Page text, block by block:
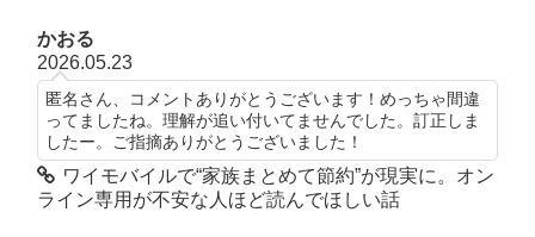
かおる
2026.05.23
匿名さん、コメントありがとうございます！めっちゃ間違
ってましたね。理解が追い付いてませんでした。訂正しま
したー。ご指摘ありがとうございました！
ワイモバイルで“家族まとめて節約”が現実に。オン
ライン専用が不安な人ほど読んでほしい話